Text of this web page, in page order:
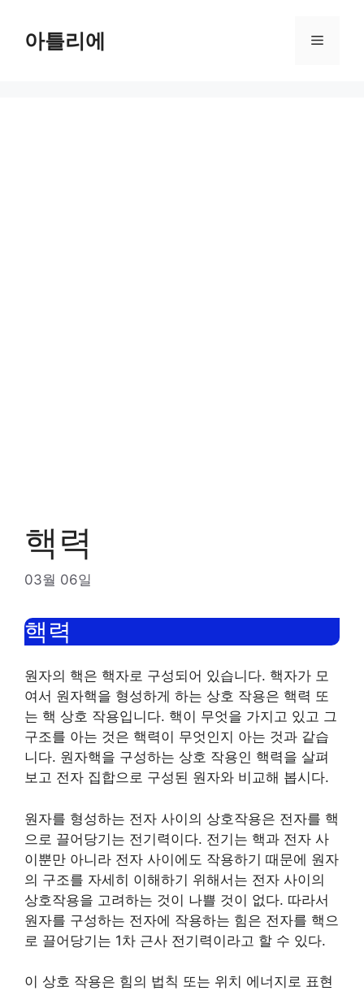
content아틀리에 Menu
핵력
03월 06일
핵력
원자의 핵은 핵자로 구성되어 있습니다. 핵자가 모
여서 원자핵을 형성하게 하는 상호 작용은 핵력 또
는 핵 상호 작용입니다. 핵이 무엇을 가지고 있고 그
구조를 아는 것은 핵력이 무엇인지 아는 것과 같습
니다. 원자핵을 구성하는 상호 작용인 핵력을 살펴
보고 전자 집합으로 구성된 원자와 비교해 봅시다.
원자를 형성하는 전자 사이의 상호작용은 전자를 핵
으로 끌어당기는 전기력이다. 전기는 핵과 전자 사
이뿐만 아니라 전자 사이에도 작용하기 때문에 원자
의 구조를 자세히 이해하기 위해서는 전자 사이의
상호작용을 고려하는 것이 나쁠 것이 없다. 따라서
원자를 구성하는 전자에 작용하는 힘은 전자를 핵으
로 끌어당기는 1차 근사 전기력이라고 할 수 있다.
이 상호 작용은 힘의 법칙 또는 위치 에너지로 표현